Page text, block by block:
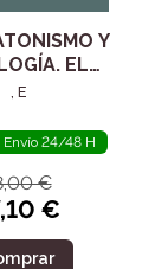
Y
EL
IV
, E
Envío 24/48 H
€
€